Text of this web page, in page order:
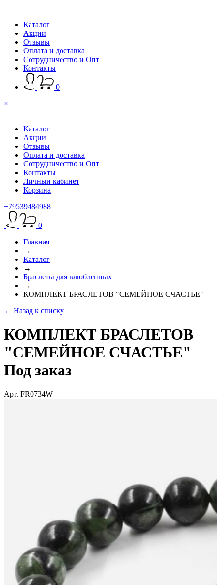
Каталог
Акции
Отзывы
Оплата и доставка
Сотрудничество и Опт
Контакты
0
×
Каталог
Акции
Отзывы
Оплата и доставка
Сотрудничество и Опт
Контакты
Личный кабинет
Корзина
+79539484988
0
Главная
→
Каталог
→
Браслеты для влюбленных
→
КОМПЛЕКТ БРАСЛЕТОВ "СЕМЕЙНОЕ СЧАСТЬЕ"
← Назад к списку
КОМПЛЕКТ БРАСЛЕТОВ
"СЕМЕЙНОЕ СЧАСТЬЕ"
Под заказ
Арт. FR0734W